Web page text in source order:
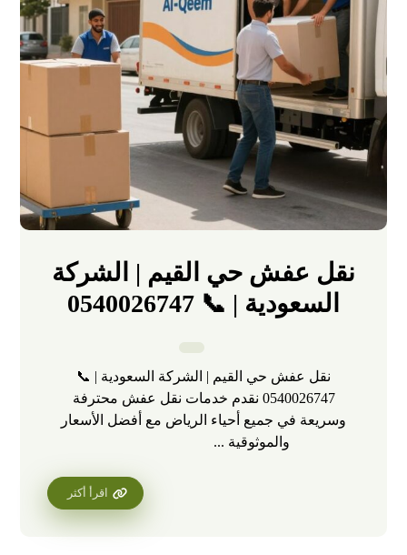
نقل عفش حي القيم | الشركة
السعودية | 📞 0540026747
نقل عفش حي القيم | الشركة السعودية | 📞
0540026747 نقدم خدمات نقل عفش محترفة
وسريعة في جميع أحياء الرياض مع أفضل الأسعار
والموثوقية ...
اقرأ أكثر